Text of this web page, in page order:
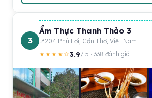
3
Ẩm Thực Thanh Thảo 3
204 Phú Lợi, Cần Thơ, Việt Nam
★★★★☆3.9/ 5 · 338 đánh giá